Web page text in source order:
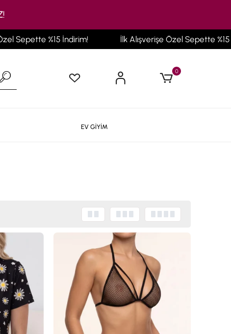
%15 İndirim! İlk Alışverişe Özel Sepette %15 İndirim!
0
EV GİYİM